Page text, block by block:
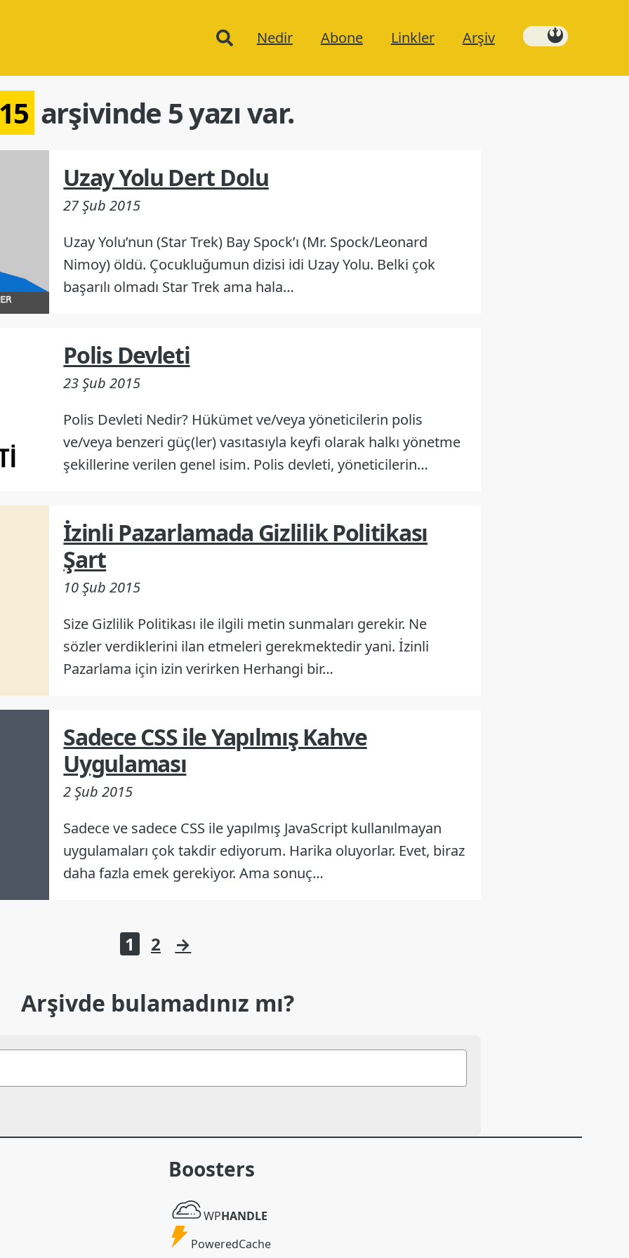
Ana
Nedir Abone Linkler Arşiv
arşivinde 5 yazı var.
Uzay Yolu Dert Dolu
27 Şub 2015
Uzay Yolu’nun (Star Trek) Bay Spock’ı (Mr. Spock/Leonard
Nimoy) öldü. Çocukluğumun dizisi idi Uzay Yolu. Belki çok
başarılı olmadı Star Trek ama hala…
Polis Devleti
23 Şub 2015
Polis Devleti Nedir? Hükümet ve/veya yöneticilerin polis
ve/veya benzeri güç(ler) vasıtasıyla keyfi olarak halkı yönetme
şekillerine verilen genel isim. Polis devleti, yöneticilerin…
İzinli Pazarlamada Gizlilik Politikası
Şart
10 Şub 2015
Size Gizlilik Politikası ile ilgili metin sunmaları gerekir. Ne
sözler verdiklerini ilan etmeleri gerekmektedir yani. İzinli
Pazarlama için izin verirken Herhangi bir…
Sadece CSS ile Yapılmış Kahve
Uygulaması
2 Şub 2015
Sadece ve sadece CSS ile yapılmış JavaScript kullanılmayan
uygulamaları çok takdir ediyorum. Harika oluyorlar. Evet, biraz
daha fazla emek gerekiyor. Ama sonuç…
1 2 →
Arşivde bulamadınız mı?
Boosters
WP
Handle
WPHANDLE
Powered
PoweredCache